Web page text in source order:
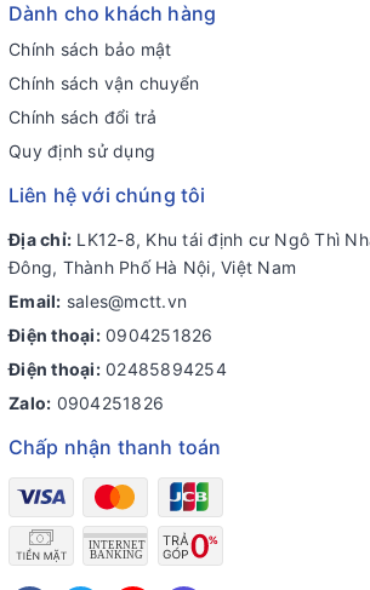
Dành cho khách hàng
Chính sách bảo mật
Chính sách vận chuyển
Chính sách đổi trả
Quy định sử dụng
Liên hệ với chúng tôi
Địa chỉ: LK12-8, Khu tái định cư Ngô Thì
Đông, Thành Phố Hà Nội, Việt Nam
Email: sales@mctt.vn
Điện thoại: 0904251826
Điện thoại: 02485894254
Zalo: 0904251826
Chấp nhận thanh toán